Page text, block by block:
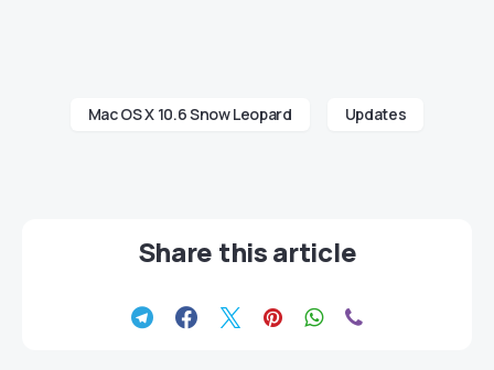
Mac OS X 10.6 Snow Leopard Updates
Share this article